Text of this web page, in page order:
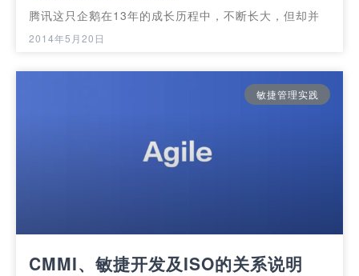
腾讯这只企鹅在13年的成长历程中，不断长大，但却并
2014年5月20日
敏捷管理实践
CMMI、敏捷开发及ISO的关系说明